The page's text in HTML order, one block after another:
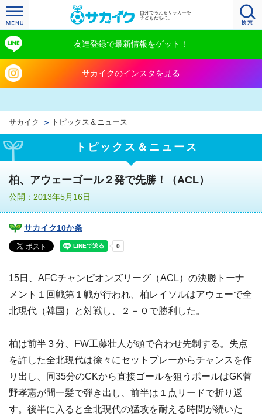
自分で考えるサッカーを
子どもたちに。
友達登録で最新情報をゲット！
サカイクのインスタを見る
サカイク トピックス＆ニュース
トピックス＆ニュース
柏、アウェーゴール２発で先勝！（ACL）
公開：2013年5月16日
サカイク10か条
15日、AFCチャンピオンズリーグ（ACL）の決勝トーナ
メント１回戦第１戦が行われ、柏レイソルはアウェーで全
北現代（韓国）と対戦し、２－０で勝利した。
柏は前半３分、FW工藤壮人が頭で合わせ先制する。失点
を許した全北現代は徐々にセットプレーからチャンスを作
り出し、同35分のCKから直接ゴールを狙うボールはGK菅
野孝憲が間一髪で弾き出し、前半は１点リードで折り返
す。後半に入ると全北現代の猛攻を耐える時間が続いた